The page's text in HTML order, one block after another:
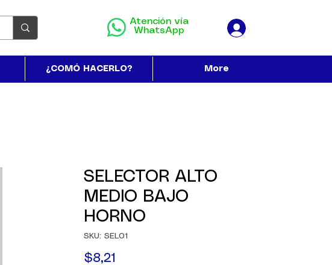
Atención vía
WhatsApp
¿COMÓ HACERLO? More
SELECTOR ALTO
MEDIO BAJO
HORNO
SKU: SEL01
$8,21